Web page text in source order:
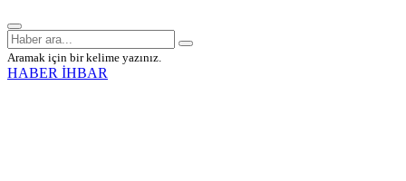
Aramak için bir kelime yazınız.
HABER İHBAR